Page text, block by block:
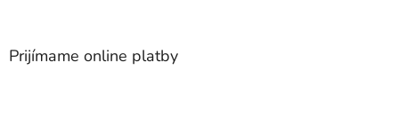
Prijímame online platby